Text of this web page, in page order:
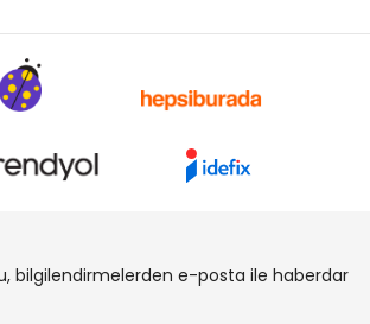
bilgilendirmelerden e-posta ile haberdar